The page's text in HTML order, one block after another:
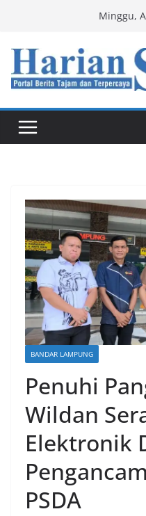
content
Minggu,
BANDAR LAMPUNG
Penuhi
Wildan
Elektronik
PSDA